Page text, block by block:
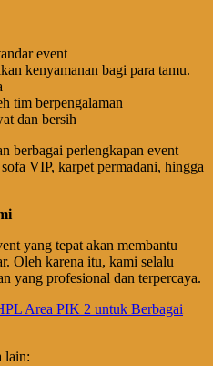
event
kenyamanan bagi para tamu.
tim berpengalaman
dan bersih
berbagai perlengkapan event
VIP, karpet permadani, hingga
yang tepat akan membantu
Oleh karena itu, kami selalu
yang profesional dan terpercaya.
lain: